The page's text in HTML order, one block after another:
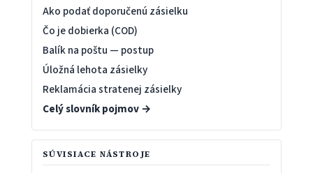
Ako podať doporučenú zásielku
Čo je dobierka (COD)
Balík na poštu — postup
Úložná lehota zásielky
Reklamácia stratenej zásielky
Celý slovník pojmov →
SÚVISIACE NÁSTROJE